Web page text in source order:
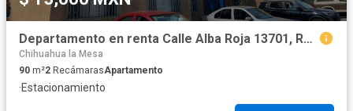
Departamento en renta Calle Alba Roja 13701, Real Del Monte, Tijuana, Baja California, México
Chihuahua la Mesa
90 m²2 RecámarasApartamento
·Estacionamiento